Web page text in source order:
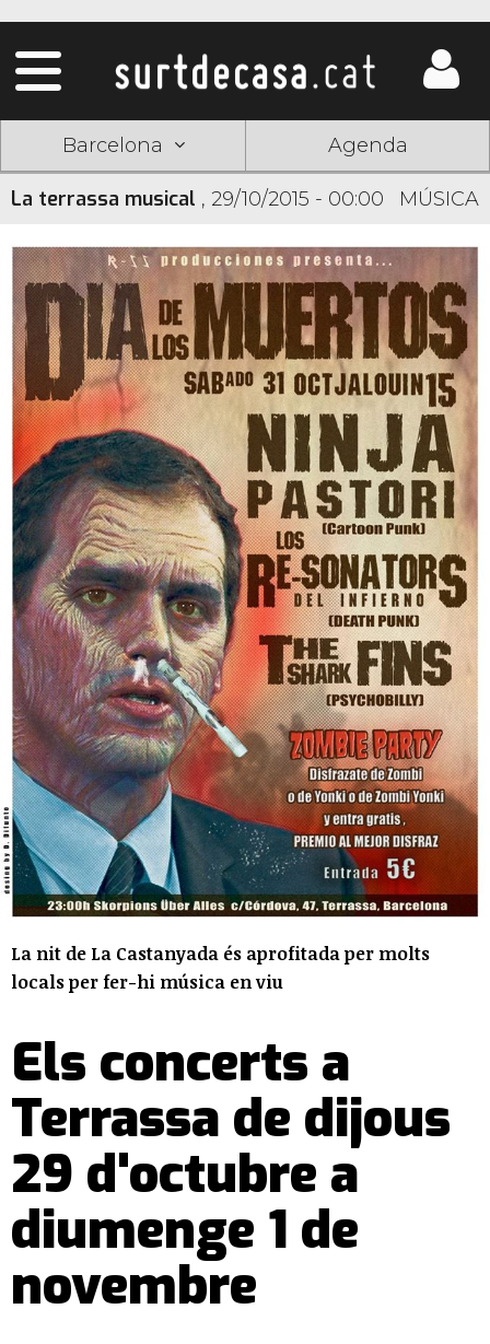
Barcelona Agenda
La terrassa musical , 29/10/2015 - 00:00 MÚSICA
La nit de La Castanyada és aprofitada per molts
locals per fer-hi música en viu
Els concerts a
Terrassa de dijous
29 d'octubre a
diumenge 1 de
novembre